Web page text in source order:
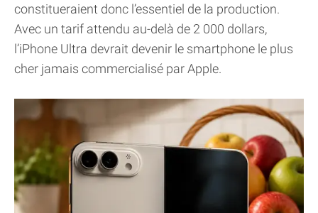
constitueraient donc l’essentiel de la production.
Avec un tarif attendu au-delà de 2 000 dollars,
l’iPhone Ultra devrait devenir le smartphone le plus
cher jamais commercialisé par Apple.